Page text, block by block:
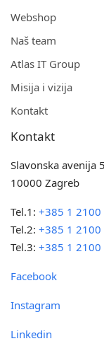
Webshop
Naš team
Atlas IT Group
Misija i vizija
Kontakt
Kontakt
Slavonska avenija
10000 Zagreb
Tel.1:+385 1 2100
Tel.2:+385 1 2100
Tel.3:+385 1 2100
Facebook
Instagram
Linkedin